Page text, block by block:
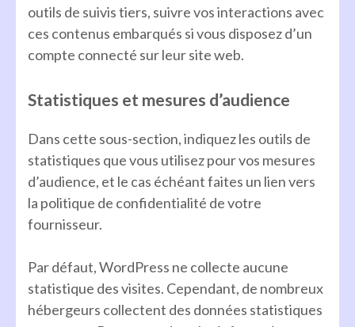
outils de suivis tiers, suivre vos interactions avec
ces contenus embarqués si vous disposez d’un
compte connecté sur leur site web.
Statistiques et mesures d’audience
Dans cette sous-section, indiquez les outils de
statistiques que vous utilisez pour vos mesures
d’audience, et le cas échéant faites un lien vers
la politique de confidentialité de votre
fournisseur.
Par défaut, WordPress ne collecte aucune
statistique des visites. Cependant, de nombreux
hébergeurs collectent des données statistiques